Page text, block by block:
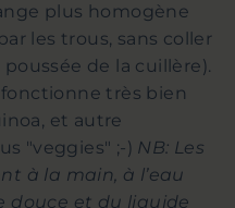
plus homogène
les trous, sans coller
de la cuillère).
très bien
et autre
"veggies" ;-) NB: Les
à la main, à l’eau
douce et du liquide